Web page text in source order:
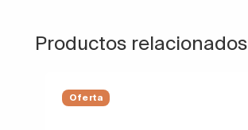
Productos relacionados
Oferta